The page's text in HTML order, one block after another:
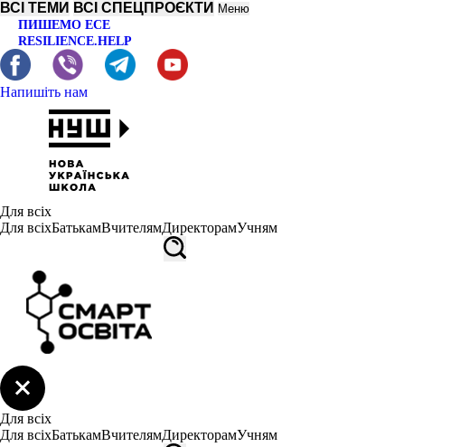
ВСІ ТЕМИ ВСІ СПЕЦПРОЄКТИ Меню
ПИШЕМО ЕСЕ
RESILIENCE.HELP
Напишіть нам
Для всіх
Для всіхБатькамВчителямДиректорамУчням
Для всіх
Для всіхБатькамВчителямДиректорамУчням